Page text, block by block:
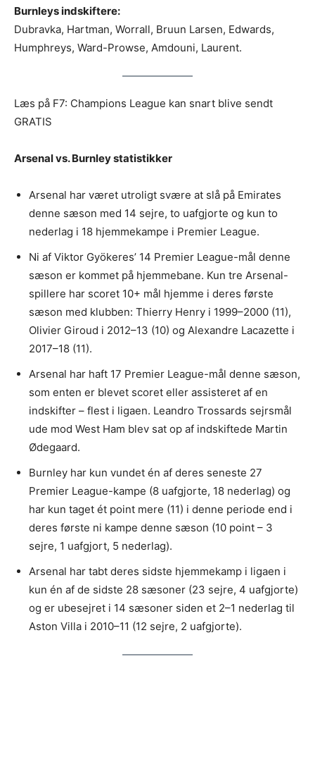
Burnleys indskiftere:
Dubravka, Hartman, Worrall, Bruun Larsen, Edwards,
Humphreys, Ward-Prowse, Amdouni, Laurent.
Læs på F7: Champions League kan snart blive sendt
GRATIS
Arsenal vs. Burnley statistikker
Arsenal har været utroligt svære at slå på Emirates
denne sæson med 14 sejre, to uafgjorte og kun to
nederlag i 18 hjemmekampe i Premier League.
Ni af Viktor Gyökeres’ 14 Premier League-mål denne
sæson er kommet på hjemmebane. Kun tre Arsenal-
spillere har scoret 10+ mål hjemme i deres første
sæson med klubben: Thierry Henry i 1999–2000 (11),
Olivier Giroud i 2012–13 (10) og Alexandre Lacazette i
2017–18 (11).
Arsenal har haft 17 Premier League-mål denne sæson,
som enten er blevet scoret eller assisteret af en
indskifter – flest i ligaen. Leandro Trossards sejrsmål
ude mod West Ham blev sat op af indskiftede Martin
Ødegaard.
Burnley har kun vundet én af deres seneste 27
Premier League-kampe (8 uafgjorte, 18 nederlag) og
har kun taget ét point mere (11) i denne periode end i
deres første ni kampe denne sæson (10 point – 3
sejre, 1 uafgjort, 5 nederlag).
Arsenal har tabt deres sidste hjemmekamp i ligaen i
kun én af de sidste 28 sæsoner (23 sejre, 4 uafgjorte)
og er ubesejret i 14 sæsoner siden et 2–1 nederlag til
Aston Villa i 2010–11 (12 sejre, 2 uafgjorte).